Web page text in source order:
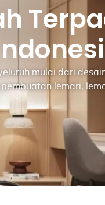
mulai dari
lemari,